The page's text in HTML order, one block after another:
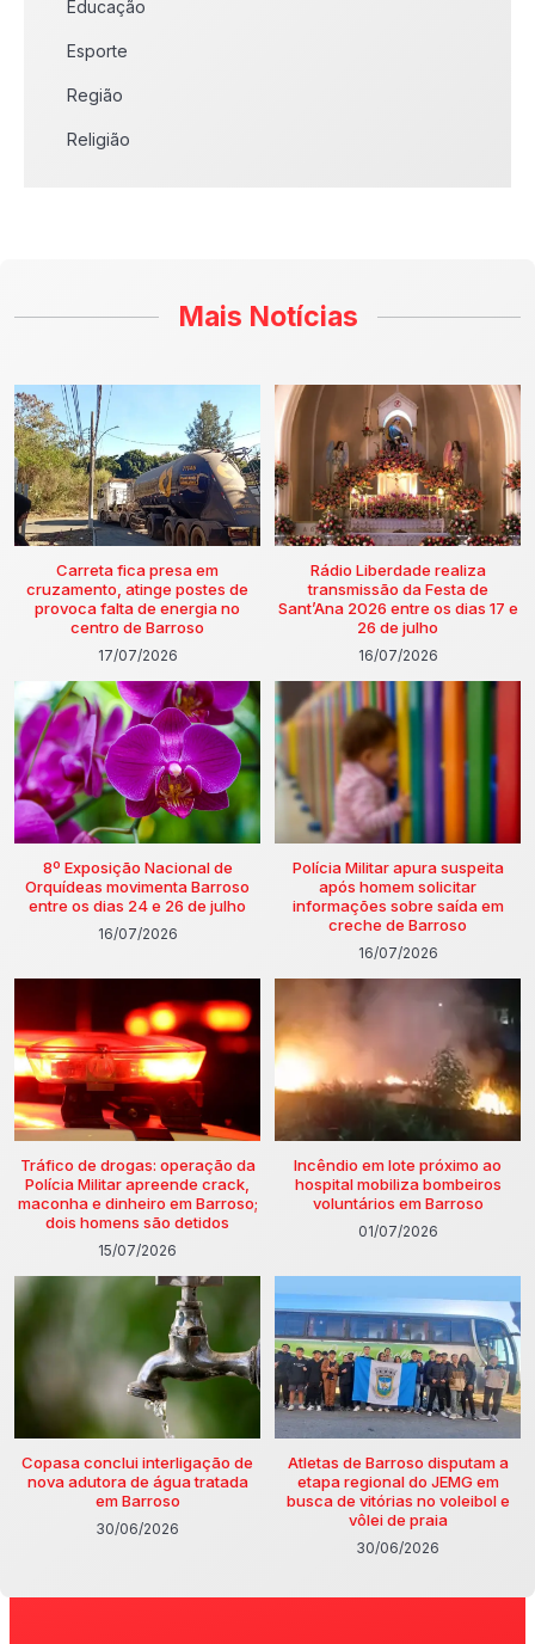
Educação
Esporte
Região
Religião
Mais Notícias
Carreta fica presa em
cruzamento, atinge postes de
provoca falta de energia no
centro de Barroso
17/07/2026
Rádio Liberdade realiza
transmissão da Festa de
Sant’Ana 2026 entre os dias 17 e
26 de julho
16/07/2026
8º Exposição Nacional de
Orquídeas movimenta Barroso
entre os dias 24 e 26 de julho
16/07/2026
Polícia Militar apura suspeita
após homem solicitar
informações sobre saída em
creche de Barroso
16/07/2026
Tráfico de drogas: operação da
Polícia Militar apreende crack,
maconha e dinheiro em Barroso;
dois homens são detidos
15/07/2026
Incêndio em lote próximo ao
hospital mobiliza bombeiros
voluntários em Barroso
01/07/2026
Copasa conclui interligação de
nova adutora de água tratada
em Barroso
30/06/2026
Atletas de Barroso disputam a
etapa regional do JEMG em
busca de vitórias no voleibol e
vôlei de praia
30/06/2026